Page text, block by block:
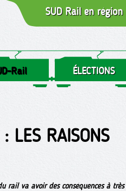
SUD Rail en région
Rail ÉLECTIONS
LES RAISONS
rail va avoir des conséquences à très